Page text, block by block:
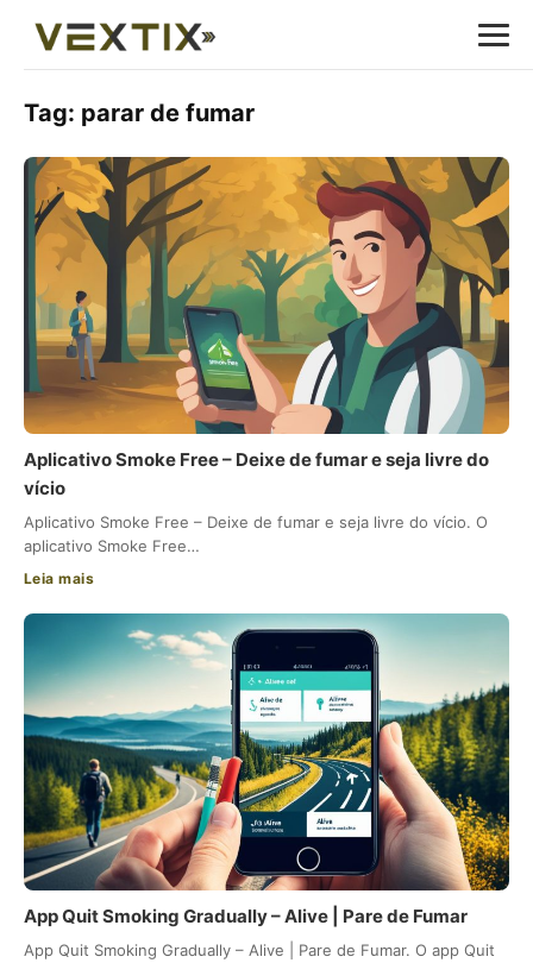
Tag: parar de fumar
Aplicativo Smoke Free – Deixe de fumar e seja livre do
vício
Aplicativo Smoke Free – Deixe de fumar e seja livre do vício. O
aplicativo Smoke Free…
Leia mais
App Quit Smoking Gradually – Alive | Pare de Fumar
App Quit Smoking Gradually – Alive | Pare de Fumar. O app Quit